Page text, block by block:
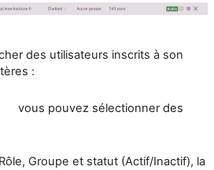
des utilisateurs inscrits à son
:
vous pouvez sélectionner des
Groupe et statut (Actif/Inactif), la